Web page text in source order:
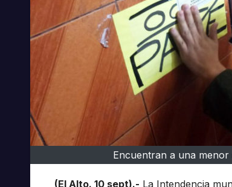
Encuentran a una
(El Alto. 10 sept).- La Intendencia